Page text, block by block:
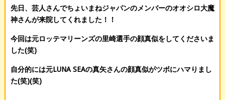
先日、芸人さんでちょいまねジャパンのメンバーのオオシロ大魔
神さんが来院してくれました！！
今回は元ロッテマリーンズの里崎選手の顔真似をしてくださいま
した(笑)
自分的には元LUNA SEAの真矢さんの顔真似がツボにハマりまし
た(笑)(笑)